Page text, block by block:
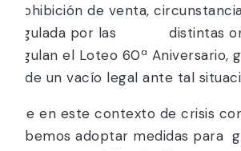
prohibición de venta,
regulada por las distintas
regulan el Loteo 60ª Aniversario,
ende un vacío legal ante tal
Que en este contexto de crisis
debemos adoptar medidas para